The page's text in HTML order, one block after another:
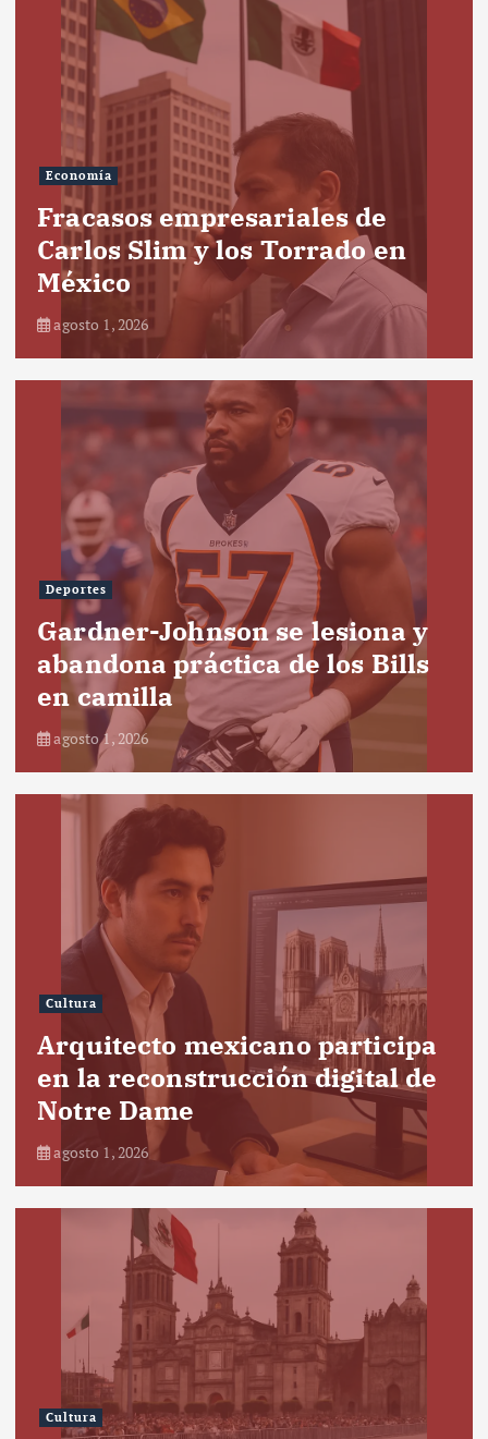
Economía
Fracasos empresariales de
Carlos Slim y los Torrado en
México
agosto 1, 2026
Deportes
Gardner-Johnson se lesiona y
abandona práctica de los Bills
en camilla
agosto 1, 2026
Cultura
Arquitecto mexicano participa
en la reconstrucción digital de
Notre Dame
agosto 1, 2026
Cultura